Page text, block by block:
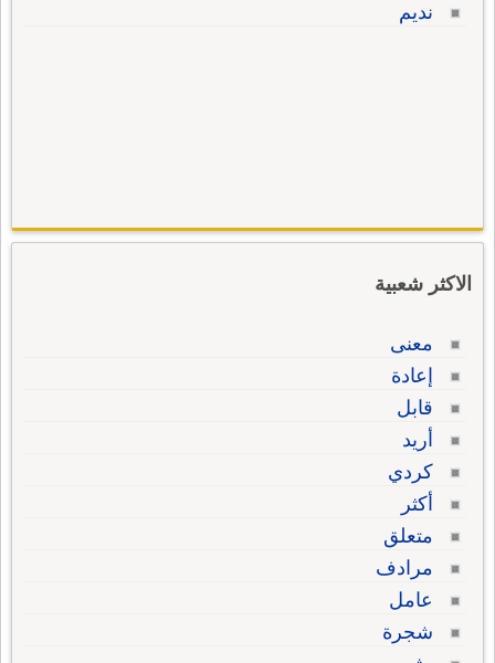
نديم
الاكثر شعبية
معنى
إعادة
قابل
أريد
كردي
أكثر
متعلق
مرادف
عامل
شجرة